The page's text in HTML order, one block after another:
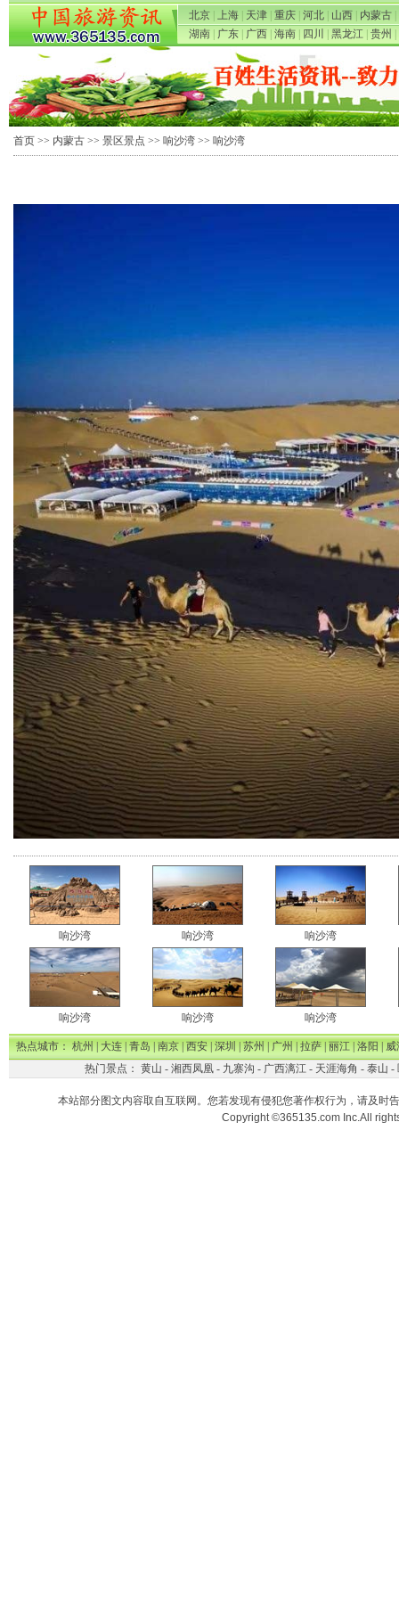
北京 上海 天津 重庆 河北 山西 内蒙古
湖南
广东 广西 海南 四川 黑龙江 贵州
首页 >> 内蒙古 >> 景区景点 >> 响沙湾 >> 响沙湾
响沙湾 响沙湾 响沙湾
响沙湾 响沙湾 响沙湾
热点城市：杭州|大连|青岛|南京|西安|深圳|苏州|广州|拉萨|丽江|洛阳|威
热门景点： 黄山 - 湘西凤凰- 九寨沟 - 广西漓江- 天涯海角 - 泰山 -
本站部分图文内容取自互联网。您若发现有侵犯您著作权行为，请及时
Copyright ©365135.com Inc.All